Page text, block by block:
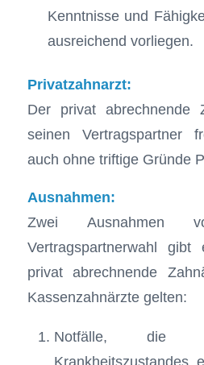
Kenntnisse und
ausreichend vorliegen.
Privatzahnarzt:
Der privat abrechnende
seinen Vertragspartner
auch ohne triftige Gründe
Ausnahmen:
Zwei Ausnahmen
Vertragspartnerwahl
privat abrechnende
Kassenzahnärzte gelten:
Notfälle, die
Krankheitszustandes